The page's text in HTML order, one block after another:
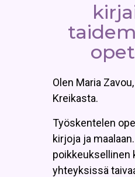
Olen Maria
Kreikasta.
Työskentelen
kirjoja ja
poikkeuksellinen
yhteyksissä